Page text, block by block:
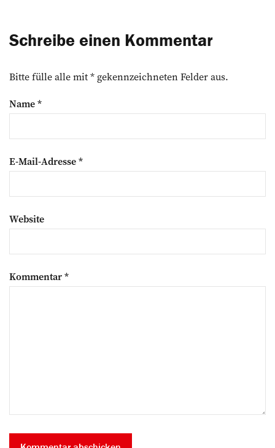
Schreibe einen Kommentar
Bitte fülle alle mit * gekennzeichneten Felder aus.
Name*
E-Mail-Adresse*
Website
Kommentar*